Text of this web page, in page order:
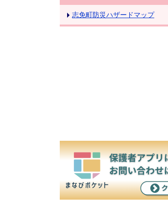
志免町防災ハザードマップ